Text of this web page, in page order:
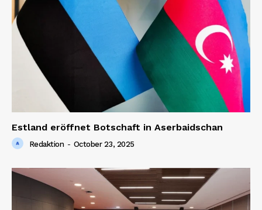
Estland eröffnet Botschaft in Aserbaidschan
Redaktion - October 23, 2025